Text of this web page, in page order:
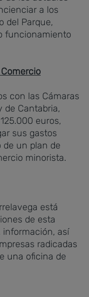
a los
del Parque,
funcionamiento
con las Cámaras
de Cantabria,
euros,
sus gastos
de un plan de
minorista.
está
de esta
información, así
radicadas
una oficina de